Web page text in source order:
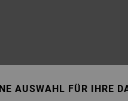
AUSWAHL FÜR IHRE